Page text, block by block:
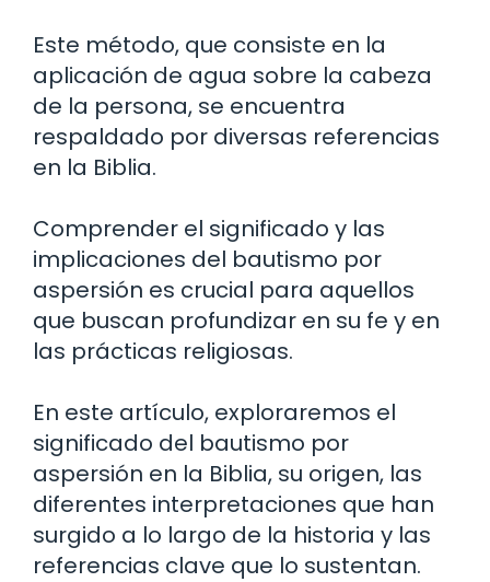
Este método, que consiste en la
aplicación de agua sobre la cabeza
de la persona, se encuentra
respaldado por diversas referencias
en la Biblia.
Comprender el significado y las
implicaciones del bautismo por
aspersión es crucial para aquellos
que buscan profundizar en su fe y en
las prácticas religiosas.
En este artículo, exploraremos el
significado del bautismo por
aspersión en la Biblia, su origen, las
diferentes interpretaciones que han
surgido a lo largo de la historia y las
referencias clave que lo sustentan.